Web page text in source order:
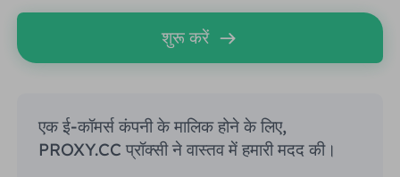
शुरू करें
एक ई-कॉमर्स कंपनी के मालिक होने के लिए,
PROXY.CC प्रॉक्सी ने वास्तव में हमारी मदद की।